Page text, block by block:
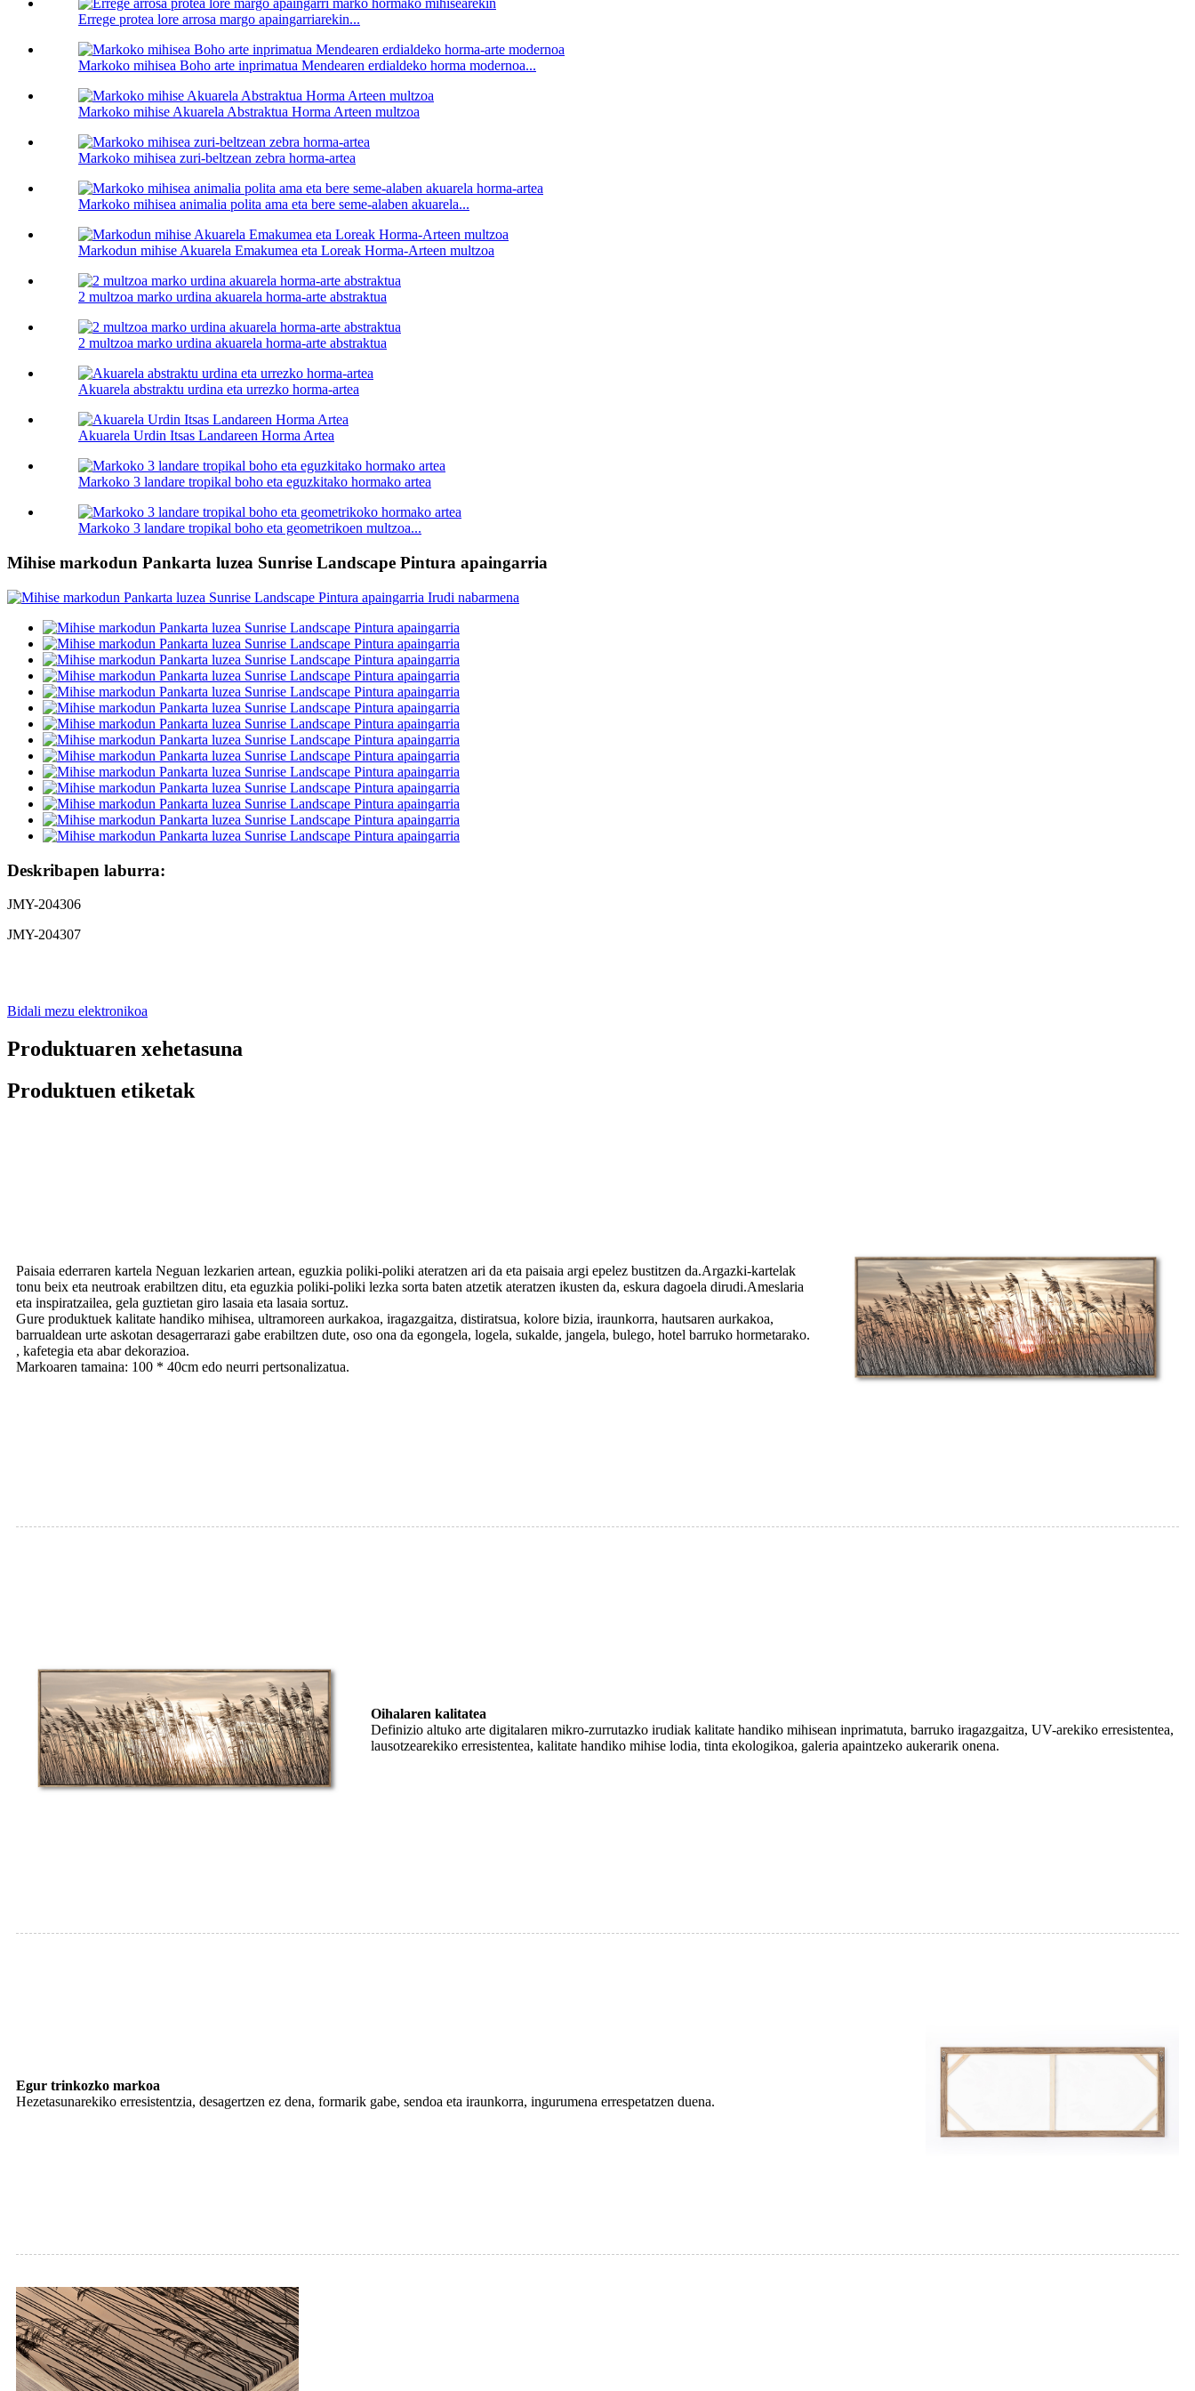
Errege protea lore arrosa margo apaingarriarekin...
Markoko mihisea Boho arte inprimatua Mendearen erdialdeko horma modernoa...
Markoko mihise Akuarela Abstraktua Horma Arteen multzoa
Markoko mihisea zuri-beltzean zebra horma-artea
Markoko mihisea animalia polita ama eta bere seme-alaben akuarela...
Markodun mihise Akuarela Emakumea eta Loreak Horma-Arteen multzoa
2 multzoa marko urdina akuarela horma-arte abstraktua
2 multzoa marko urdina akuarela horma-arte abstraktua
Akuarela abstraktu urdina eta urrezko horma-artea
Akuarela Urdin Itsas Landareen Horma Artea
Markoko 3 landare tropikal boho eta eguzkitako hormako artea
Markoko 3 landare tropikal boho eta geometrikoen multzoa...
Mihise markodun Pankarta luzea Sunrise Landscape Pintura apaingarria
Deskribapen laburra:
JMY-204306
JMY-204307
Bidali mezu elektronikoa
Produktuaren xehetasuna
Produktuen etiketak
Paisaia ederraren kartela Neguan lezkarien artean, eguzkia poliki-poliki ateratzen ari da eta paisaia argi epelez bustitzen da.Argazki-kartelak
tonu beix eta neutroak erabiltzen ditu, eta eguzkia poliki-poliki lezka sorta baten atzetik ateratzen ikusten da, eskura dagoela dirudi.Ameslaria
eta inspiratzailea, gela guztietan giro lasaia eta lasaia sortuz.
Gure produktuek kalitate handiko mihisea, ultramoreen aurkakoa, iragazgaitza, distiratsua, kolore bizia, iraunkorra, hautsaren aurkakoa,
barrualdean urte askotan desagerrarazi gabe erabiltzen dute, oso ona da egongela, logela, sukalde, jangela, bulego, hotel barruko hormetarako.
, kafetegia eta abar dekorazioa.
Markoaren tamaina: 100 * 40cm edo neurri pertsonalizatua.
Oihalaren kalitatea
Definizio altuko arte digitalaren mikro-zurrutazko irudiak kalitate handiko mihisean inprimatuta, barruko iragazgaitza, UV-arekiko erresistentea,
lausotzearekiko erresistentea, kalitate handiko mihise lodia, tinta ekologikoa, galeria apaintzeko aukerarik onena.
Egur trinkozko markoa
Hezetasunarekiko erresistentzia, desagertzen ez dena, formarik gabe, sendoa eta iraunkorra, ingurumena errespetatzen duena.